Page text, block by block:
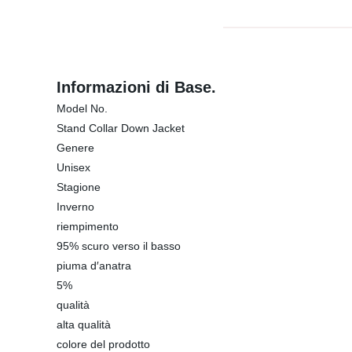
Informazioni di Base.
Model No.
Stand Collar Down Jacket
Genere
Unisex
Stagione
Inverno
riempimento
95% scuro verso il basso
piuma d′anatra
5%
qualità
alta qualità
colore del prodotto